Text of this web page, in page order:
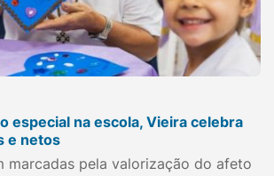
especial na escola, Vieira celebra
e netos
marcadas pela valorização do afeto